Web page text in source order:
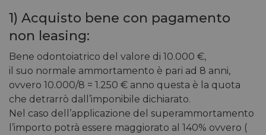
1) Acquisto bene con pagamento
non leasing:
Bene odontoiatrico del valore di 10.000 €,
il suo normale ammortamento è pari ad 8 anni,
ovvero 10.000/8 = 1.250 € anno questa è la quota
che detrarrò dall’imponibile dichiarato.
Nel caso dell’applicazione del superammortamento
l’importo potrà essere maggiorato al 140% ovvero (